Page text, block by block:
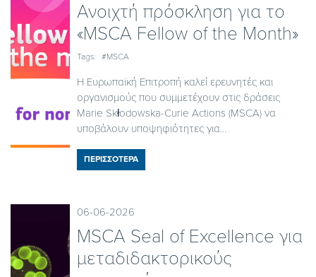
Ανοιχτή πρόσκληση για το
«MSCA Fellow of the Month»
Tags: #MSCA
Η Ευρωπαϊκή Επιτροπή καλεί ερευνητές και
οργανισμούς που συμμετέχουν στις δράσεις
Marie Skłodowska-Curie Actions (MSCA) να
υποβάλουν υποψηφιότητες για...
ΠΕΡΙΣΣΟΤΕΡΑ
06-06-2026
ΜSCA Seal of Excellence για
μεταδιδακτορικούς